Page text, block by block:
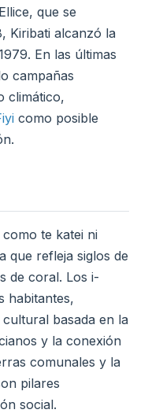
que se
Kiribati alcanzó la
En las últimas
campañas
climático,
como posible
te katei ni
que refleja siglos de
de coral. Los i-
habitantes,
basada en la
y la conexión
comunales y la
pilares
social.